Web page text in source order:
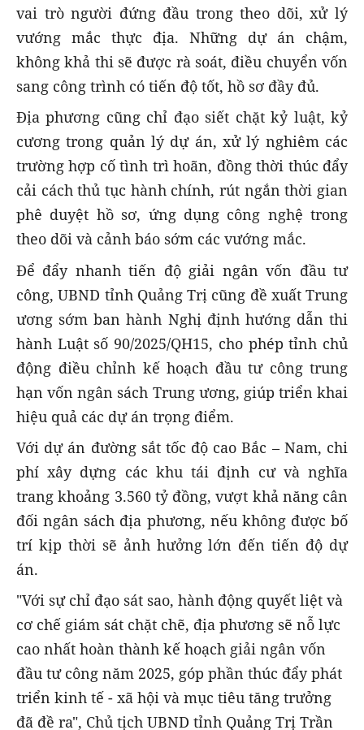
vai trò người đứng đầu trong theo dõi, xử lý
vướng mắc thực địa. Những dự án chậm,
không khả thi sẽ được rà soát, điều chuyển vốn
sang công trình có tiến độ tốt, hồ sơ đầy đủ.
Địa phương cũng chỉ đạo siết chặt kỷ luật, kỷ
cương trong quản lý dự án, xử lý nghiêm các
trường hợp cố tình trì hoãn, đồng thời thúc đẩy
cải cách thủ tục hành chính, rút ngắn thời gian
phê duyệt hồ sơ, ứng dụng công nghệ trong
theo dõi và cảnh báo sớm các vướng mắc.
Để đẩy nhanh tiến độ giải ngân vốn đầu tư
công, UBND tỉnh Quảng Trị cũng đề xuất Trung
ương sớm ban hành Nghị định hướng dẫn thi
hành Luật số 90/2025/QH15, cho phép tỉnh chủ
động điều chỉnh kế hoạch đầu tư công trung
hạn vốn ngân sách Trung ương, giúp triển khai
hiệu quả các dự án trọng điểm.
Với dự án đường sắt tốc độ cao Bắc – Nam, chi
phí xây dựng các khu tái định cư và nghĩa
trang khoảng 3.560 tỷ đồng, vượt khả năng cân
đối ngân sách địa phương, nếu không được bố
trí kịp thời sẽ ảnh hưởng lớn đến tiến độ dự
án.
"Với sự chỉ đạo sát sao, hành động quyết liệt và
cơ chế giám sát chặt chẽ, địa phương sẽ nỗ lực
cao nhất hoàn thành kế hoạch giải ngân vốn
đầu tư công năm 2025, góp phần thúc đẩy phát
triển kinh tế - xã hội và mục tiêu tăng trưởng
đã đề ra", Chủ tịch UBND tỉnh Quảng Trị Trần